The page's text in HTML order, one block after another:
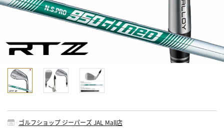
ゴルフショップ ジーパーズ JAL Mall店